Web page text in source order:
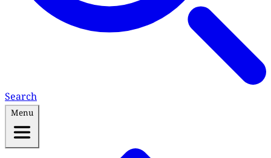
Search
Menu